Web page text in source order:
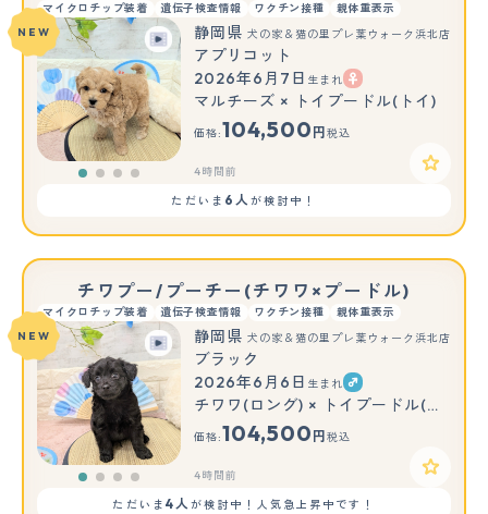
マイクロチップ装着 遺伝子検査情報 ワクチン接種
親体重表示
NEW
静岡県 犬の家＆猫の里プレ葉ウォーク浜北店
アプリコット
2026年6月7日 生まれ
マルチーズ × トイプードル(トイ)
価格:104,500 円 税込
4時間前
ただいま 6人が検討中！
チワプー/プーチー(チワワ×プードル)
マイクロチップ装着 遺伝子検査情報 ワクチン接種
親体重表示
NEW
静岡県 犬の家＆猫の里プレ葉ウォーク浜北店
ブラック
2026年6月6日 生まれ
チワワ(ロング) × トイプードル(トイ)
価格:104,500 円 税込
4時間前
ただいま 4人が検討中！人気急上昇中です！